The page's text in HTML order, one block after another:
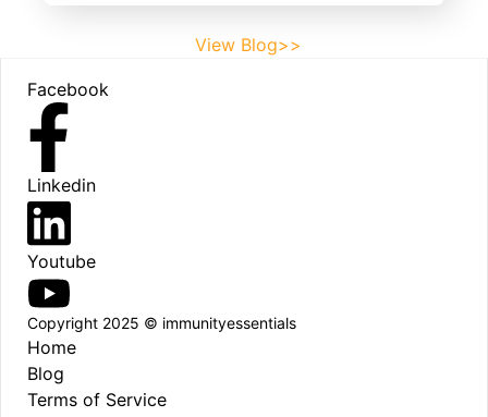
View Blog>>
Facebook
Linkedin
Youtube
Copyright 2025 © immunityessentials
Home
Blog
Terms of Service